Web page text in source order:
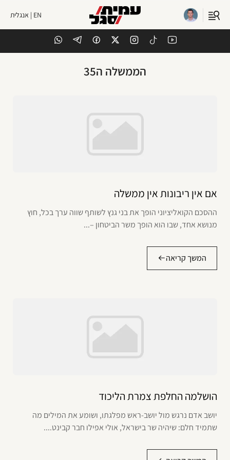
EN | אנגלית
הממשלה ה35
אם אין ריבונות אין ממשלה
ההסכם הקואליציוני הופך את בני גנץ לשותף שווה ערך בכל, חוץ
מנושא אחד, שבו הוא הופך משר הביטחון –...
המשך קריאה
הושלמה החלפת צמרת הליכוד
יושב אדם נרגש מול יושב-ראש מפלגתו, ושומע את המילים מה
שתמיד חלם: שיהיה שר בישראל, אולי אפילו חבר קבינט....